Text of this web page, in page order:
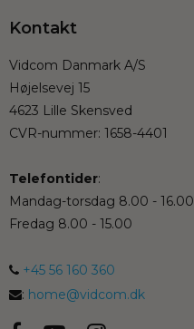
Kontakt
Vidcom Danmark A/S
Højelsevej 15
4623 Lille Skensved
CVR-nummer: 1658-4401
Telefontider:
Mandag-torsdag 8.00 - 16.00
Fredag 8.00 - 15.00
+45 56 160 360
: home@vidcom.dk